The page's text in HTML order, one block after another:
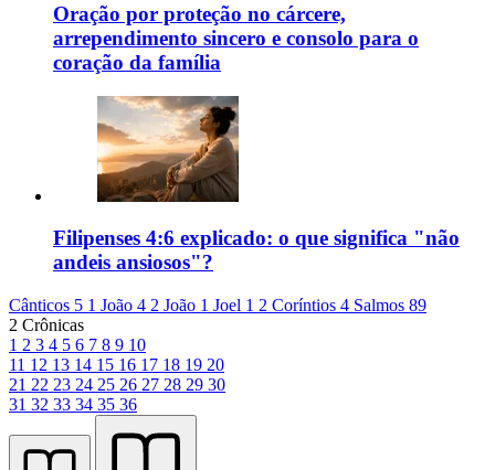
Oração por proteção no cárcere,
arrependimento sincero e consolo para o
coração da família
Filipenses 4:6 explicado: o que significa "não
andeis ansiosos"?
Cânticos 5 1 João 4 2 João 1 Joel 1 2 Coríntios 4 Salmos 89
2 Crônicas
1 2 3 4 5 6 7 8 9 10
11 12 13 14 15 16 17 18 19 20
21 22 23 24 25 26 27 28 29 30
31 32 33 34 35 36